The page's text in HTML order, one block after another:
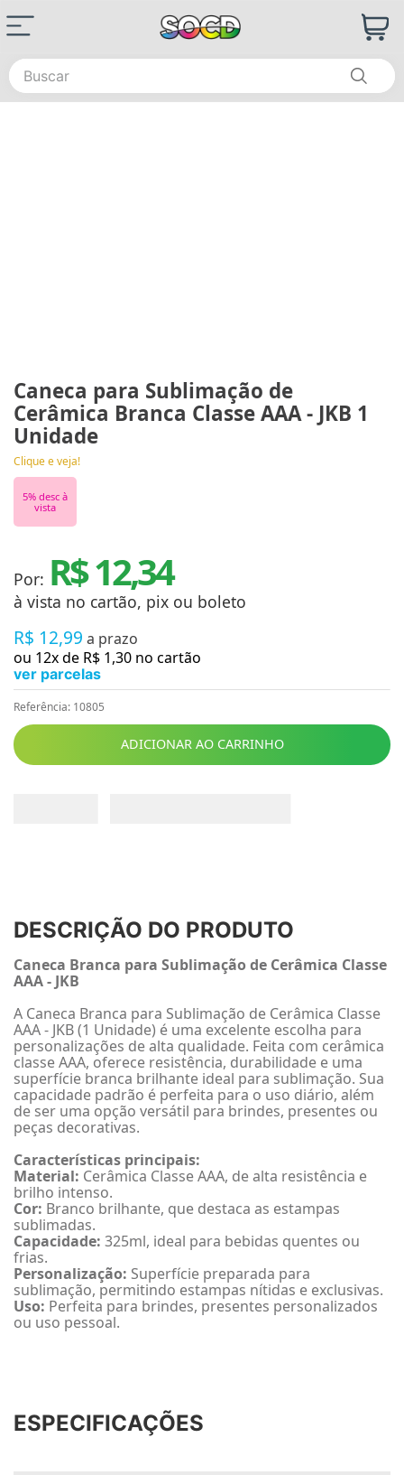
Buscar
Caneca para Sublimação de
Cerâmica Branca Classe AAA - JKB 1
Unidade
Clique e veja!
5% desc à
vista
Por: R$ 12,34
à vista no cartão, pix ou boleto
R$ 12,99 a prazo
ou 12x de R$ 1,30 no cartão
ver parcelas
Referência: 10805
ADICIONAR AO CARRINHO
DESCRIÇÃO DO PRODUTO
Caneca Branca para Sublimação de Cerâmica Classe
AAA - JKB
A Caneca Branca para Sublimação de Cerâmica Classe
AAA - JKB (1 Unidade) é uma excelente escolha para
personalizações de alta qualidade. Feita com cerâmica
classe AAA, oferece resistência, durabilidade e uma
superfície branca brilhante ideal para sublimação. Sua
capacidade padrão é perfeita para o uso diário, além
de ser uma opção versátil para brindes, presentes ou
peças decorativas.
Características principais:
Material: Cerâmica Classe AAA, de alta resistência e
brilho intenso.
Cor: Branco brilhante, que destaca as estampas
sublimadas.
Capacidade: 325ml, ideal para bebidas quentes ou
frias.
Personalização: Superfície preparada para
sublimação, permitindo estampas nítidas e exclusivas.
Uso: Perfeita para brindes, presentes personalizados
ou uso pessoal.
ESPECIFICAÇÕES